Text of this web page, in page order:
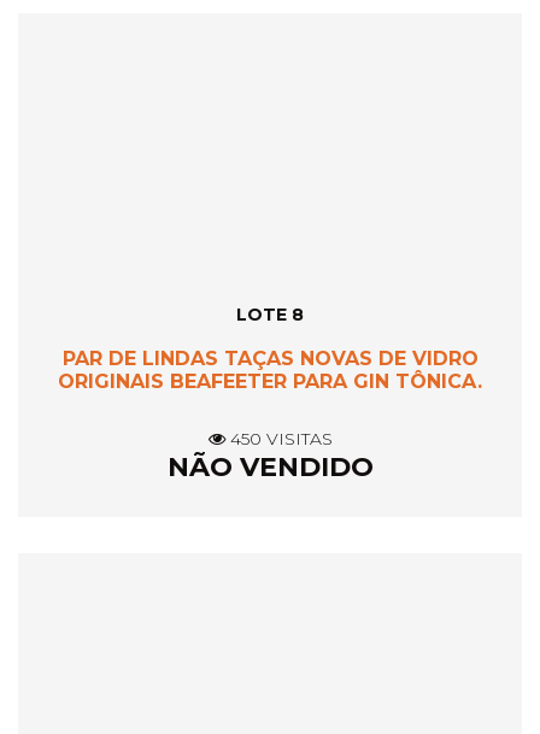
LOTE 8
PAR DE LINDAS TAÇAS NOVAS DE VIDRO
ORIGINAIS BEAFEETER PARA GIN TÔNICA.
450 VISITAS
NÃO VENDIDO